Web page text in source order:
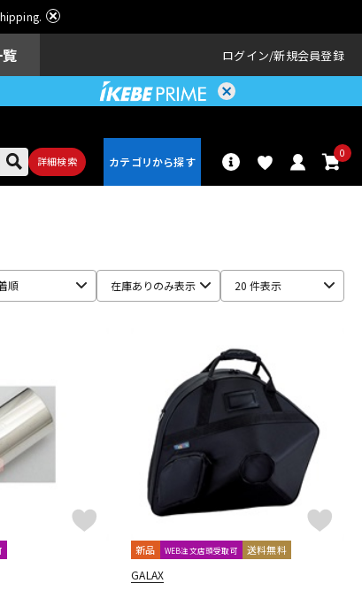
ログイン 新規会員登録
詳細検索
0
配信/ライブ
機器
楽器アクセサ
リ
順 在庫ありのみ表示 20 件表示
新品 WEB注文店頭受取可 送料無料
GALAX